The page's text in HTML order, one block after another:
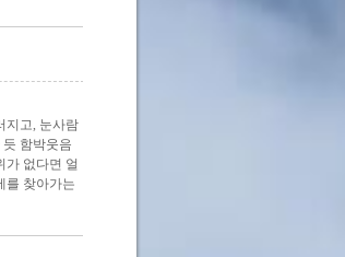
지고, 눈사람
함박웃음
가 없다면 얼
를 찾아가는